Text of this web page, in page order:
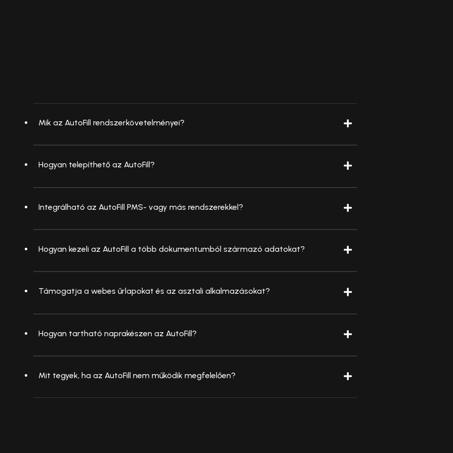
Mik az AutoFill rendszerkövetelményei?
Hogyan telepíthető az AutoFill?
Integrálható az AutoFill PMS- vagy más rendszerekkel?
Hogyan kezeli az AutoFill a több dokumentumból származó adatokat?
Támogatja a webes űrlapokat és az asztali alkalmazásokat?
Hogyan tartható naprakészen az AutoFill?
Mit tegyek, ha az AutoFill nem működik megfelelően?